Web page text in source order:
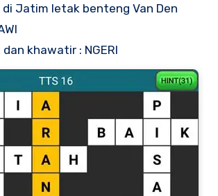
Jatim letak benteng Van Den
khawatir : NGERI